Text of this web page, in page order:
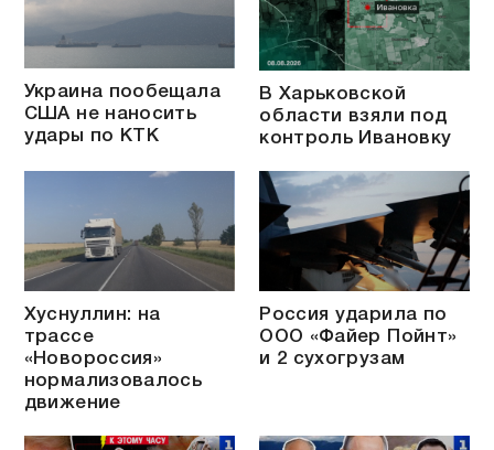
Украина пообещала
США не наносить
удары по КТК
В Харьковской
области взяли под
контроль Ивановку
Хуснуллин: на
трассе
«Новороссия»
нормализовалось
движение
Россия ударила по
ООО «Файер Пойнт»
и 2 сухогрузам